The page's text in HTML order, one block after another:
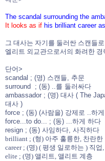
The scandal surrounding the
It looks as if his brilliant career
그 대사는 자기를 둘러싼 스캔들
엘리트 외교관으로서의 화려한
단어>
scandal ; (명) 스캔들, 추문
surround ; (동) ..를 둘러싸다
ambassador ; (명) 대사 ( The
대사 )
force ; (동) (사람을) 강제로 ..하
force...to do... ; (동) ...하게 하다
resign ; (동) 사임하다, 사직하다
brilliant ; (형) 아주 훌륭한, 찬란한
career ; (명) ( 평생 일로하는 ) 직업,
elite ; (명) 앨리트, 앨리트 계층